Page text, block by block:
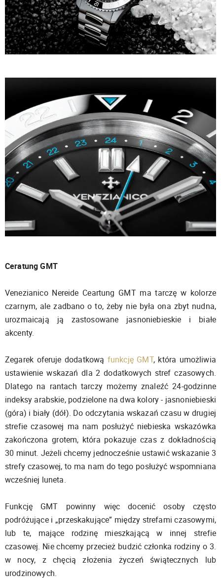
Ceratung GMT
Venezianico Nereide Ceartung GMT ma tarczę w kolorze
czarnym, ale zadbano o to, żeby nie była ona zbyt nudna,
urozmaicają ją zastosowane jasnoniebieskie i białe
akcenty.
Zegarek oferuje dodatkową funkcję GMT, która umożliwia
ustawienie wskazań dla 2 dodatkowych stref czasowych.
Dlatego na rantach tarczy możemy znaleźć 24-godzinne
indeksy arabskie, podzielone na dwa kolory - jasnoniebieski
(góra) i biały (dół). Do odczytania wskazań czasu w drugiej
strefie czasowej ma nam posłużyć niebieska wskazówka
zakończona grotem, która pokazuje czas z dokładnością
30 minut. Jeżeli chcemy jednocześnie ustawić wskazanie 3
strefy czasowej, to ma nam do tego posłużyć wspomniana
wcześniej luneta.
Funkcję GMT powinny więc docenić osoby często
podróżujące i „przeskakujące” między strefami czasowymi,
lub te, mające rodzinę mieszkającą w innej strefie
czasowej. Nie chcemy przecież budzić członka rodziny o 3.
w nocy, z chęcią złożenia życzeń świątecznych lub
urodzinowych.